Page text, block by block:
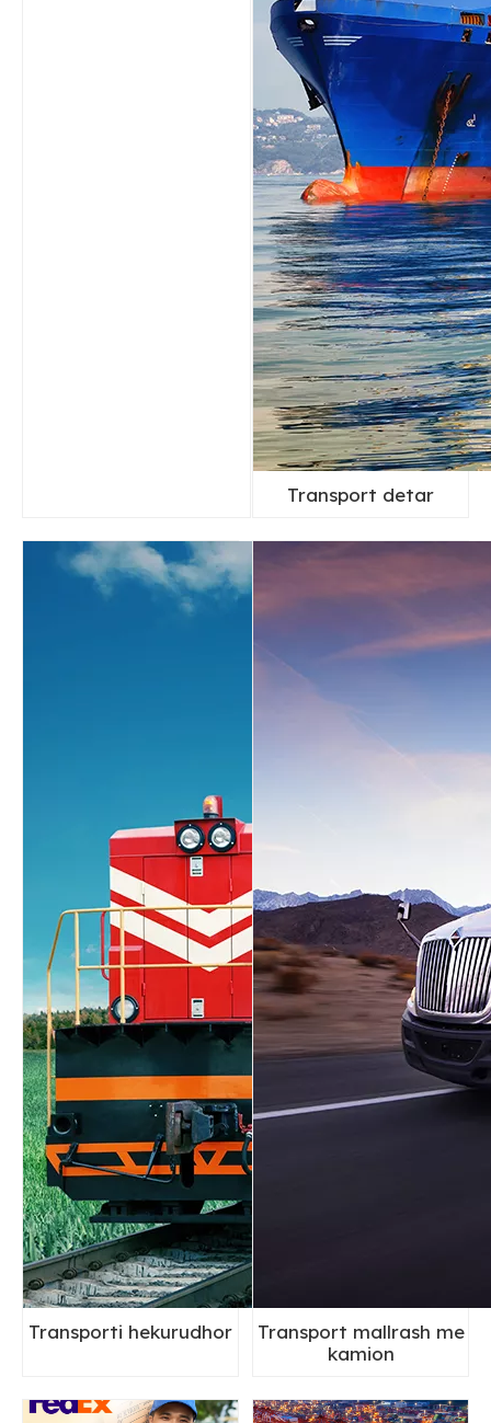
Transport detar
Transporti hekurudhor
Transport mallrash me
kamion